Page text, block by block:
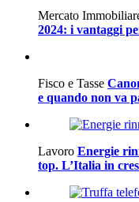
Mercato
2024: i vantaggi
Fisco e Tasse
e quando non va
Lavoro Energie
top. L’Italia in